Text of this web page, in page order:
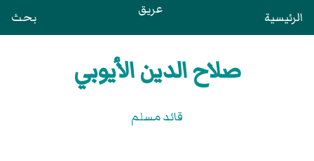
الرئيسية عريق بحث
صلاح الدين الأيوبي
قائد مسلم